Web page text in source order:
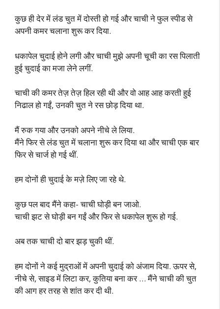
कुछ ही देर में लंड चुत में दोस्ती हो गई और चाची ने फुल स्पीड से
अपनी कमर चलाना शुरू कर दिया.
धकापेल चुदाई होने लगी और चाची मुझे अपनी चूची का रस पिलाती
हुई चुदाई का मजा लेने लगीं.
चाची की कमर तेज़ तेज़ हिल रही थी और वो आह आह करती हुई
निढाल हो गईं, उनकी चुत ने रस छोड़ दिया था.
मैं रुक गया और उनको अपने नीचे ले लिया.
मैंने फिर से लंड चुत में चलाना शुरू कर दिया था और चाची एक बार
फिर से चार्ज हो गई थीं.
हम दोनों ही चुदाई के मज़े लिए जा रहे थे.
कुछ पल बाद मैंने कहा- चाची घोड़ी बन जाओ.
चाची झट से घोड़ी बन गईं और फिर से धकापेल शुरू हो गई.
अब तक चाची दो बार झड़ चुकी थीं.
हम दोनों ने कई मुद्राओं में अपनी चुदाई को अंजाम दिया. ऊपर से,
नीचे से, साइड में लिटा कर, कुतिया बना कर … मैंने चाची की चुत
की आग हर तरह से शांत कर दी थी.